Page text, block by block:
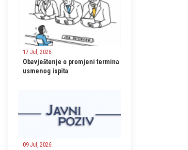
17 Jul, 2026.
Obavještenje o promjeni termina
usmenog ispita
09 Jul, 2026.